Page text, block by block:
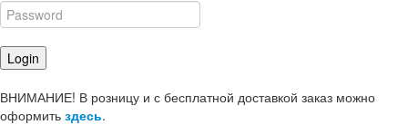
ВНИМАНИЕ! В розницу и с бесплатной доставкой заказ можно
оформить здесь.